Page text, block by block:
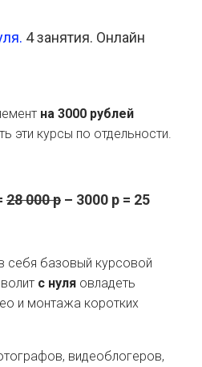
4 занятия. Онлайн
на 3000 рублей
эти курсы по отдельности.
28 000р – 3000 р = 25
себя базовый курсовой
с нуля овладеть
и монтажа коротких
видеоблогеров,